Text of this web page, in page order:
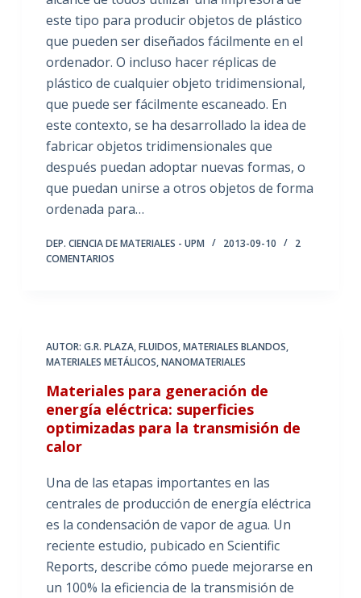
este tipo para producir objetos de plástico
que pueden ser diseñados fácilmente en el
ordenador. O incluso hacer réplicas de
plástico de cualquier objeto tridimensional,
que puede ser fácilmente escaneado. En
este contexto, se ha desarrollado la idea de
fabricar objetos tridimensionales que
después puedan adoptar nuevas formas, o
que puedan unirse a otros objetos de forma
ordenada para…
DEP. CIENCIA DE MATERIALES - UPM 2013-09-10
2
COMENTARIOS
AUTOR: G.R. PLAZA,FLUIDOS,MATERIALES BLANDOS,
MATERIALES METÁLICOS,NANOMATERIALES
Materiales para generación de
energía eléctrica: superficies
optimizadas para la transmisión de
calor
Una de las etapas importantes en las
centrales de producción de energía eléctrica
es la condensación de vapor de agua. Un
reciente estudio, pubicado en Scientific
Reports, describe cómo puede mejorarse en
un 100% la eficiencia de la transmisión de